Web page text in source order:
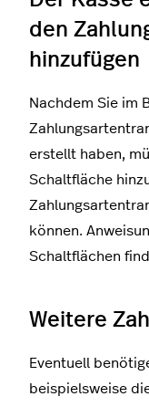
den
hinzufügen
Nachdem Sie im
erstellt haben,
Schaltfläche
können.
Schaltflächen
Weitere
Eventuell
beispielsweise